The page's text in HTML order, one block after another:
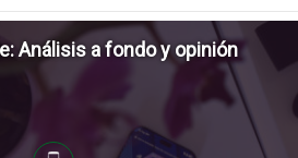
Análisis a fondo y opinión